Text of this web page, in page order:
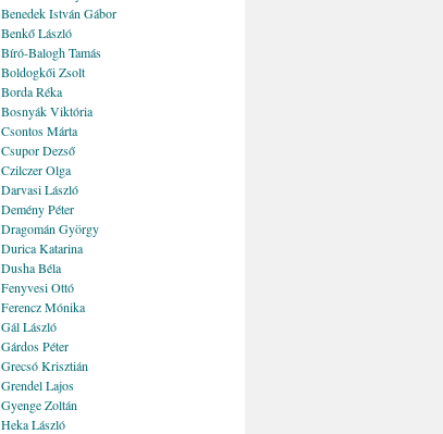
Benedek István Gábor
Benkő László
Bíró-Balogh Tamás
Boldogkői Zsolt
Borda Réka
Bosnyák Viktória
Csontos Márta
Csupor Dezső
Czilczer Olga
Darvasi László
Demény Péter
Dragomán György
Durica Katarina
Dusha Béla
Fenyvesi Ottó
Ferencz Mónika
Gál László
Gárdos Péter
Grecsó Krisztián
Grendel Lajos
Gyenge Zoltán
Heka László